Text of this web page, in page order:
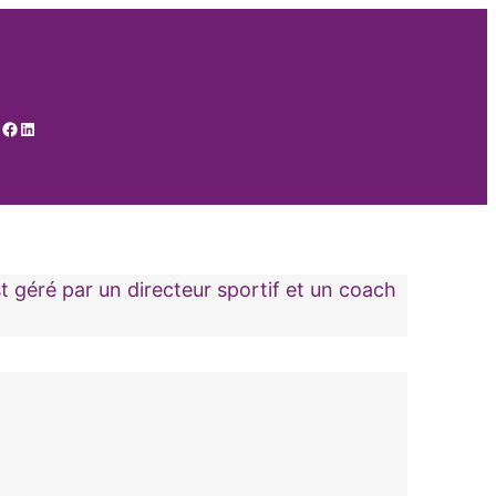
Facebook
LinkedIn
géré par un directeur sportif et un coach